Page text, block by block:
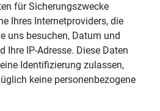
für Sicherungszwecke
Ihres Internetproviders, die
uns besuchen, Datum und
Ihre IP-Adresse. Diese Daten
Identifizierung zulassen,
keine personenbezogene